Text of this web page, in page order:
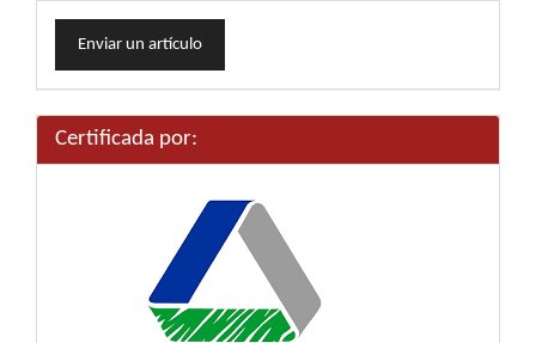
Enviar
unEnviar un artículo
Certificada por: